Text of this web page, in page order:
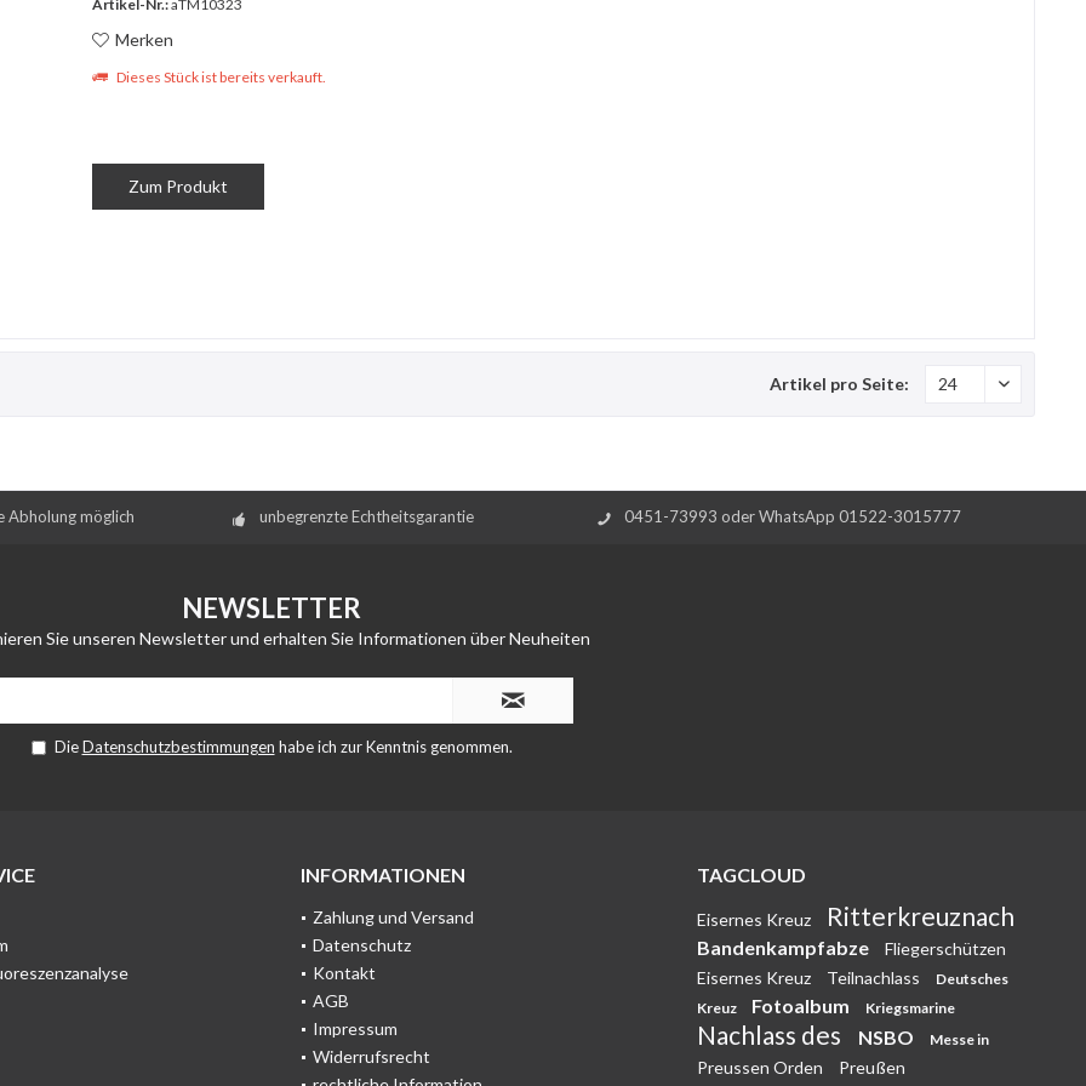
Artikel-Nr.:aTM10323
Merken
Dieses Stück ist bereits verkauft.
Zum Produkt
Artikel pro Seite:
Abholung möglich unbegrenzte Echtheitsgarantie 0451-73993 oder WhatsApp 01522-3015777
NEWSLETTER
Sie unseren Newsletter und erhalten Sie Informationen über Neuheiten
DieDatenschutzbestimmungen habe ich zur Kenntnis genommen.
INFORMATIONEN
Zahlung und Versand
Datenschutz
Kontakt
AGB
Impressum
Widerrufsrecht
TAGCLOUD
Eisernes Kreuz Ritterkreuznach
Bandenkampfabze
Fliegerschützen
Eisernes Kreuz
Teilnachlass
Deutsches
Kreuz
Fotoalbum Kriegsmarine
Nachlass des NSBO Messe in
Preussen Orden Preußen